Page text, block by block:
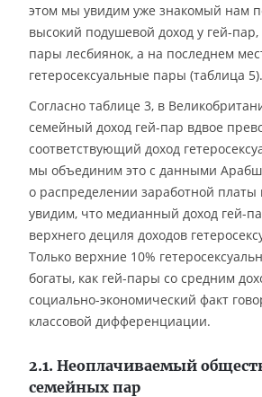
этом мы увидим уже знакомый нам
высокий подушевой доход у гей-
пары лесбиянок, а на последнем
гетеросексуальные пары (таблица 5).
Согласно таблице 3, в
семейный доход гей-пар вдвое
соответствующий доход
мы объединим это с данными
о распределении заработной
увидим, что медианный доход гей-
верхнего дециля доходов
Только верхние 10%
богаты, как гей-пары со средним
социально-экономический факт
классовой дифференциации.
2.1. Неоплачиваемый
семейных пар